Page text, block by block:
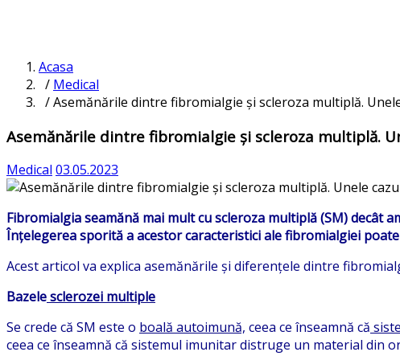
Acasa
/ Medical
/ Asemănările dintre fibromialgie și scleroza multiplă.
Asemănările dintre fibromialgie și scleroza multiplă.
Medical 03.05.2023
Fibromialgia seamănă mai mult cu scleroza multiplă (SM) decât
Înțelegerea sporită a acestor caracteristici ale fibromialgiei
Acest articol va explica asemănările și diferențele dintre
Bazelesclerozei multiple
Se crede că SM este o boală autoimună, ceea ce înseamnă că
ceea ce înseamnă că sistemul imunitar distruge un material din